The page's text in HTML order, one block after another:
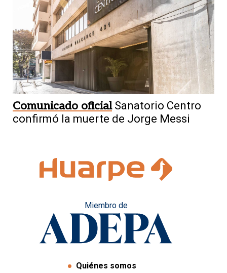
Comunicado oficial Sanatorio Centro
confirmó la muerte de Jorge Messi
Miembro de
Quiénes somos